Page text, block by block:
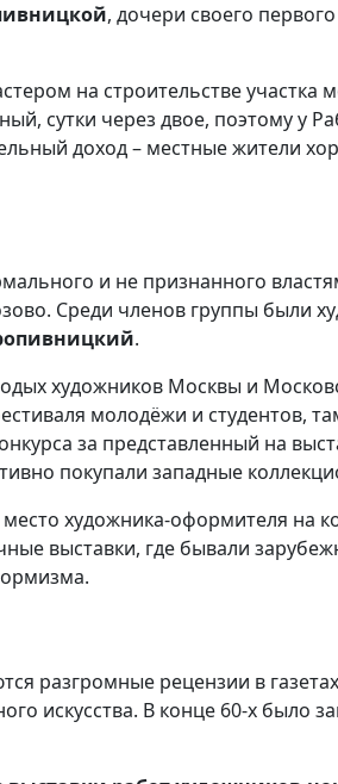
, дочери своего
на строительстве участка
сутки через двое, поэтому у
доход – местные жители
и не признанного
Среди членов группы были
.
художников Москвы и
молодёжи и студентов,
за представленный на
покупали западные
художника-оформителя на
выставки, где бывали
разгромные рецензии в
искусства. В конце 60-х было